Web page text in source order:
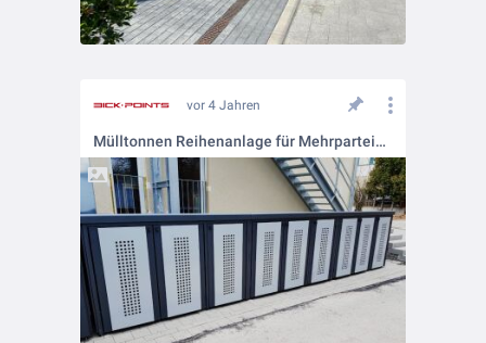
vor 4 Jahren
Mülltonnen Reihenanlage für Mehrparteienhaus